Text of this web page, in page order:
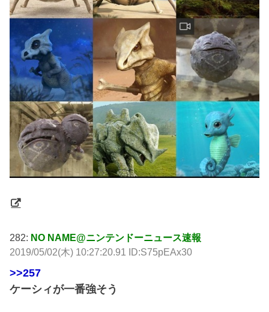
282: NO NAME@ニンテンドーニュース速報
2019/05/02(木) 10:27:20.91 ID:S75pEAx30
>>257
ケーシィが一番強そう